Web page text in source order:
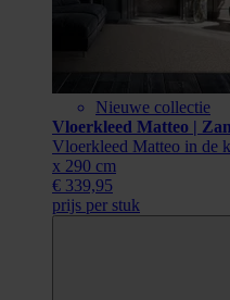
Nieuwe collectie
Vloerkleed Matteo |
Vloerkleed Matteo in de
x 290 cm
€ 339,95
prijs per stuk